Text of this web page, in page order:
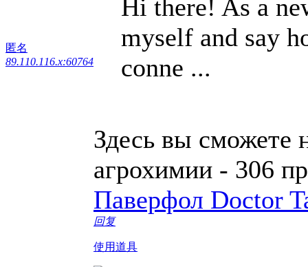
匿名
89.110.116.x:60764
Hi there! As a
myself and say
conne ...
Здесь вы сможете
агрохимии - 306
Паверфол Doctor
回复
使用道具